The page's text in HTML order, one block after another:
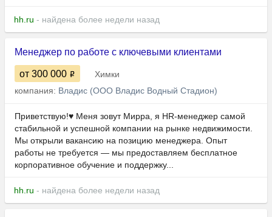
hh.ru - найдена более недели назад
Менеджер по работе с ключевыми клиентами
от 300 000
Химки
компания: Владис (ООО Владис Водный Стадион)
Приветствую!♥ Меня зовут Мирра, я HR-менеджер самой
стабильной и успешной компании на рынке недвижимости.
Мы открыли вакансию на позицию менеджера. Опыт
работы не требуется — мы предоставляем бесплатное
корпоративное обучение и поддержку...
hh.ru - найдена более недели назад